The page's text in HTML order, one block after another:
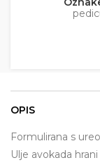
OPIS
Formulirana s
Ulje avokada